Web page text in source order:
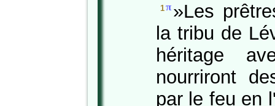
1π »Les
la tribu de
héritage
nourriront
par le feu en